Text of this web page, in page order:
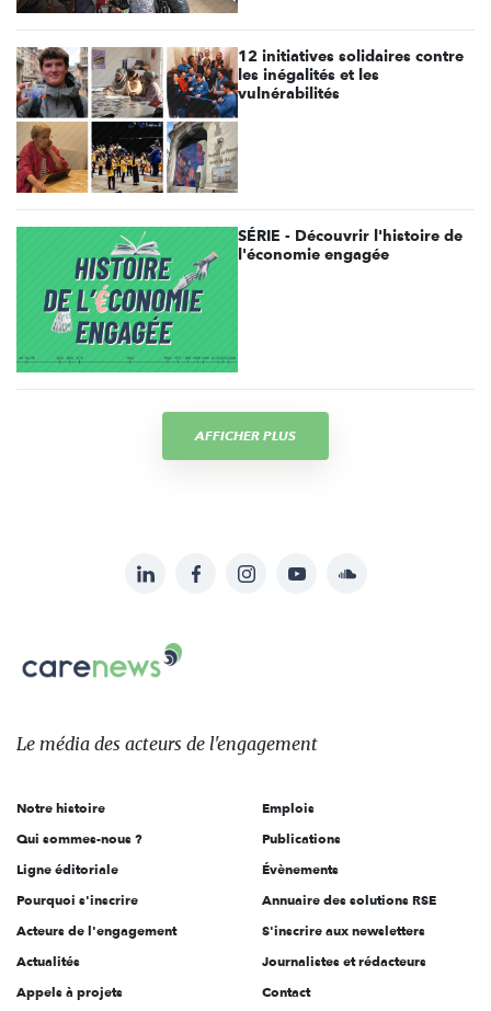
12 initiatives solidaires contre
les inégalités et les
vulnérabilités
SÉRIE - Découvrir l'histoire de
l'économie engagée
AFFICHER PLUS
sur:
LinkedInFacebookInstagramYouTubeSoundcloud
Le
des
l'engagement
Le média des acteurs de l'engagement
Notre histoire
Qui sommes-nous ?
Ligne éditoriale
Pourquoi s'inscrire
Acteurs de l'engagement
Actualités
Appels à projets
Emplois
Publications
Évènements
Annuaire des solutions RSE
S'inscrire aux newsletters
Journalistes et rédacteurs
Contact